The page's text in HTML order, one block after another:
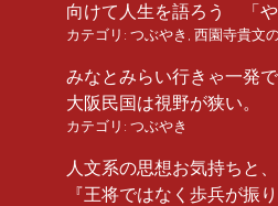
向けて人生を語ろう 「や
カテゴリ: つぶやき , 西園寺貴文
みなとみらい行きゃ一発
大阪民国は視野が狭い。
カテゴリ: つぶやき
人文系の思想お気持ちと
『王将ではなく歩兵が振